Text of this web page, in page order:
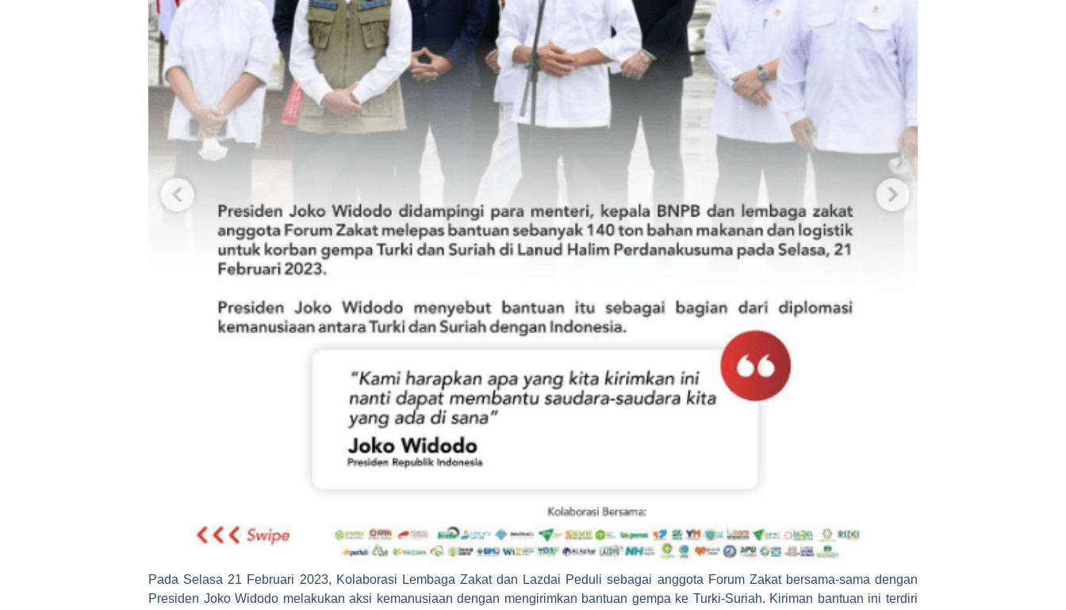
Pada Selasa 21 Februari 2023, Kolaborasi Lembaga Zakat dan Lazdai Peduli sebagai anggota Forum Zakat bersama-sama dengan
Presiden Joko Widodo melakukan aksi kemanusiaan dengan mengirimkan bantuan gempa ke Turki-Suriah. Kiriman bantuan ini terdiri